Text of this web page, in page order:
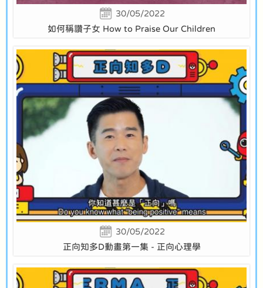
30/05/2022
如何稱讚子女 How to Praise Our Children
30/05/2022
正向知多D動畫第一集 - 正向心理學